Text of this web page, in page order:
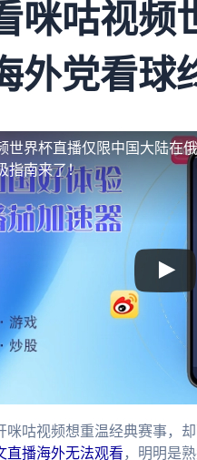
咪咕视频
外党看球
世界杯直播仅限中国大陆在
指南来了！
咕视频想重温经典赛事，
直播海外无法观看 ，明明是